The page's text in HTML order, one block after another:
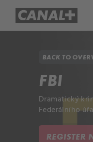
BACK TO
FBI
Dramatický
Federálního
REGISTER